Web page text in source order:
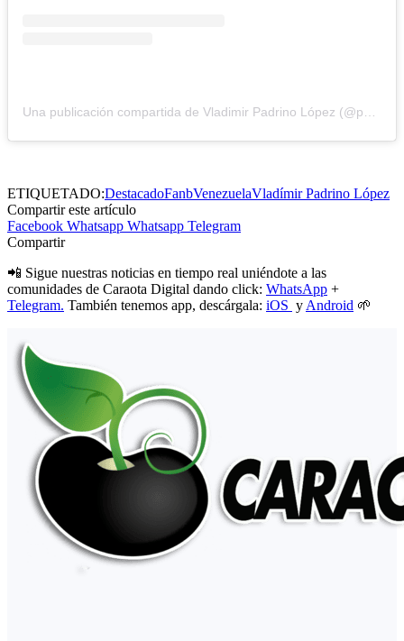
ETIQUETADO:DestacadoFanbVenezuelaVladímir Padrino López
Compartir este artículo
Facebook Whatsapp Whatsapp Telegram
Compartir
📲 Sigue nuestras noticias en tiempo real uniéndote a las
comunidades de Caraota Digital dando click: WhatsApp +
Telegram. También tenemos app, descárgala: iOS y Android 🌱